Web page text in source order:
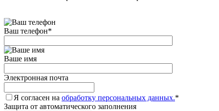
Ваш телефон*
Ваше имя
Электронная почта
Я согласен на обработку персональных данных.*
Защита от автоматического заполнения